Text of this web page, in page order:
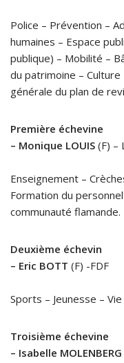
Police – Prévention –
humaines – Espace
publique) – Mobilité –
du patrimoine –
générale du plan de
Première échevine
– Monique LOUIS (F) –
Enseignement –
Formation du
communauté flamande.
Deuxième échevin
– Eric BOTT (F) -FDF
Sports – Jeunesse –
Troisième échevine
– Isabelle MOLENBERG